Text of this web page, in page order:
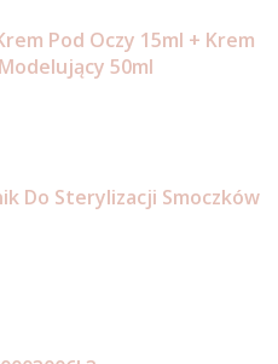
Pod Oczy 15ml + Krem
50ml
Do Sterylizacji Smoczków